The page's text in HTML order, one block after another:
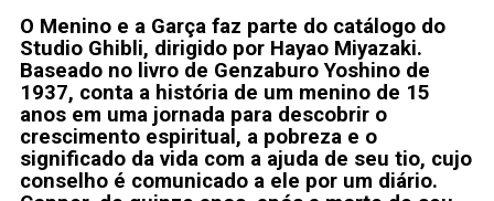
O Menino e a Garça faz parte do catálogo do
Studio Ghibli, dirigido por Hayao Miyazaki.
Baseado no livro de Genzaburo Yoshino de
1937, conta a história de um menino de 15
anos em uma jornada para descobrir o
crescimento espiritual, a pobreza e o
significado da vida com a ajuda de seu tio, cujo
conselho é comunicado a ele por um diário.